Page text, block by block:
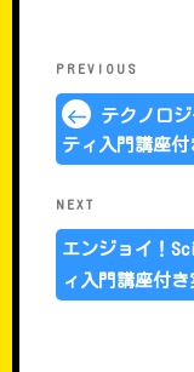
Previous
Post
PREVIOUS
テクノロ
ティ入門講座
Next
Post
NEXT
エンジョイ！
ィ入門講座付